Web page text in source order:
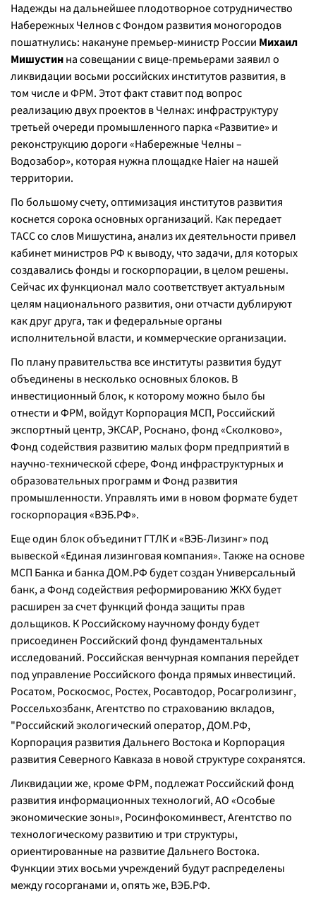
Надежды на дальнейшее плодотворное сотрудничество
Набережных Челнов с Фондом развития моногородов
пошатнулись: накануне премьер-министр России Михаил
Мишустинна совещании с вице-премьерами заявил о
ликвидации восьми российских институтов развития, в
том числе и ФРМ. Этот факт ставит под вопрос
реализацию двух проектов в Челнах: инфраструктуру
третьей очереди промышленного парка «Развитие» и
реконструкцию дороги «Набережные Челны –
Водозабор», которая нужна площадке Haier на нашей
территории.
По большому счету, оптимизация институтов развития
коснется сорока основных организаций. Как передает
ТАСС со слов Мишустина, анализ их деятельности привел
кабинет министров РФ к выводу, что задачи, для которых
создавались фонды и госкорпорации, в целом решены.
Сейчас их функционал мало соответствует актуальным
целям национального развития, они отчасти дублируют
как друг друга, так и федеральные органы
исполнительной власти, и коммерческие организации.
По плану правительства все институты развития будут
объединены в несколько основных блоков. В
инвестиционный блок, к которому можно было бы
отнести и ФРМ, войдут Корпорация МСП, Российский
экспортный центр, ЭКСАР, Роснано, фонд «Сколково»,
Фонд содействия развитию малых форм предприятий в
научно-технической сфере, Фонд инфраструктурных и
образовательных программ и Фонд развития
промышленности. Управлять ими в новом формате будет
госкорпорация «ВЭБ.РФ».
Еще один блок объединит ГТЛК и «ВЭБ-Лизинг» под
вывеской «Единая лизинговая компания». Также на основе
МСП Банка и банка ДОМ.РФ будет создан Универсальный
банк, а Фонд содействия реформированию ЖКХ будет
расширен за счет функций фонда защиты прав
дольщиков. К Российскому научному фонду будет
присоединен Российский фонд фундаментальных
исследований. Российская венчурная компания перейдет
под управление Российского фонда прямых инвестиций.
Росатом, Роскосмос, Ростех, Росавтодор, Росагролизинг,
Россельхозбанк, Агентство по страхованию вкладов,
"Российский экологический оператор, ДОМ.РФ,
Корпорация развития Дальнего Востока и Корпорация
развития Северного Кавказа в новой структуре сохранятся.
Ликвидации же, кроме ФРМ, подлежат Российский фонд
развития информационных технологий, АО «Особые
экономические зоны», Росинфокоминвест, Агентство по
технологическому развитию и три структуры,
ориентированные на развитие Дальнего Востока.
Функции этих восьми учреждений будут распределены
между госорганами и, опять же, ВЭБ.РФ.